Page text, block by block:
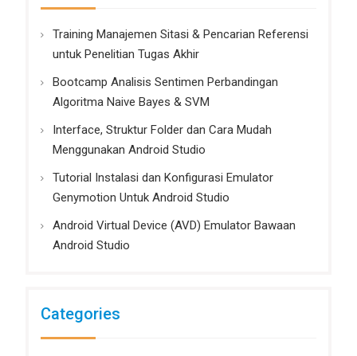
Training Manajemen Sitasi & Pencarian Referensi
untuk Penelitian Tugas Akhir
Bootcamp Analisis Sentimen Perbandingan
Algoritma Naive Bayes & SVM
Interface, Struktur Folder dan Cara Mudah
Menggunakan Android Studio
Tutorial Instalasi dan Konfigurasi Emulator
Genymotion Untuk Android Studio
Android Virtual Device (AVD) Emulator Bawaan
Android Studio
Categories